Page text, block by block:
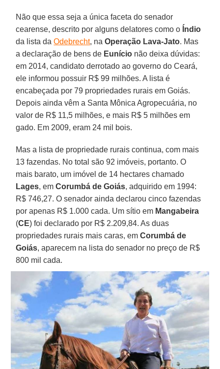
Não que essa seja a única faceta do senador
cearense, descrito por alguns delatores como o Índio
da lista daOdebrecht, naOperação Lava-Jato. Mas
a declaração de bens de Eunício não deixa dúvidas:
em 2014, candidato derrotado ao governo do Ceará,
ele informou possuir R$ 99 milhões. A lista é
encabeçada por 79 propriedades rurais em Goiás.
Depois ainda vêm a Santa Mônica Agropecuária, no
valor de R$ 11,5 milhões, e mais R$ 5 milhões em
gado. Em 2009, eram 24 mil bois.
Mas a lista de propriedade rurais continua, com mais
13 fazendas. No total são 92 imóveis, portanto. O
mais barato, um imóvel de 14 hectares chamado
Lages, emCorumbá de Goiás, adquirido em 1994:
R$ 746,27. O senador ainda declarou cinco fazendas
por apenas R$ 1.000 cada. Um sítio em Mangabeira
(CE) foi declarado por R$ 2.209,84. As duas
propriedades rurais mais caras, emCorumbá de
Goiás, aparecem na lista do senador no preço de R$
800 mil cada.